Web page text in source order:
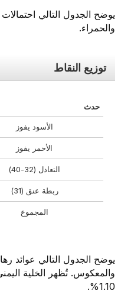
يوضح الجدول التالي
والحمراء.
توزيع النقاط
حدث
الأسود يفوز
الأحمر يفوز
التعادل (32-40)
ربطة عنق (31)
المجموع
يوضح الجدول التالي عوائد
والمعكوس. تُظهر الخلية
1.10%.